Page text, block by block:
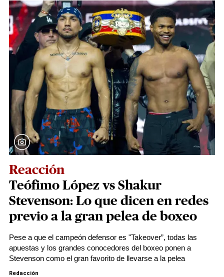
Reacción
Teófimo López vs Shakur
Stevenson: Lo que dicen en redes
previo a la gran pelea de boxeo
Pese a que el campeón defensor es "Takeover”, todas las
apuestas y los grandes conocedores del boxeo ponen a
Stevenson como el gran favorito de llevarse a la pelea
Redacción